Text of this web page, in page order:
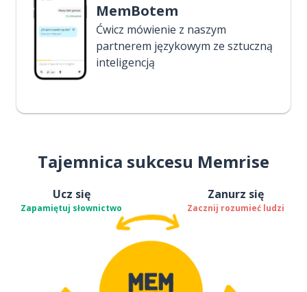
MemBotem
Ćwicz mówienie z naszym
partnerem językowym ze sztuczną
inteligencją
Tajemnica sukcesu Memrise
Ucz się
Zapamiętuj słownictwo
Zanurz się
Zacznij rozumieć ludzi